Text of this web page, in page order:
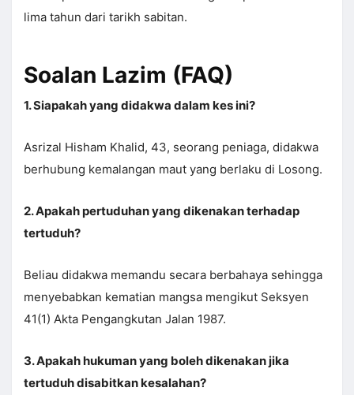
lima tahun dari tarikh sabitan.
Soalan Lazim (FAQ)
1. Siapakah yang didakwa dalam kes ini?
Asrizal Hisham Khalid, 43, seorang peniaga, didakwa
berhubung kemalangan maut yang berlaku di Losong.
2. Apakah pertuduhan yang dikenakan terhadap
tertuduh?
Beliau didakwa memandu secara berbahaya sehingga
menyebabkan kematian mangsa mengikut Seksyen
41(1) Akta Pengangkutan Jalan 1987.
3. Apakah hukuman yang boleh dikenakan jika
tertuduh disabitkan kesalahan?